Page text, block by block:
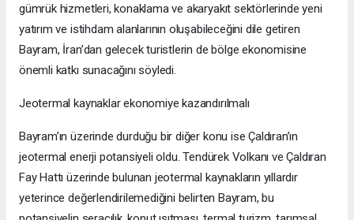
gümrük hizmetleri, konaklama ve akaryakıt sektörlerinde yeni
yatırım ve istihdam alanlarının oluşabileceğini dile getiren
Bayram, İran’dan gelecek turistlerin de bölge ekonomisine
önemli katkı sunacağını söyledi.
Jeotermal kaynaklar ekonomiye kazandırılmalı
Bayram’ın üzerinde durduğu bir diğer konu ise Çaldıran’ın
jeotermal enerji potansiyeli oldu. Tendürek Volkanı ve Çaldıran
Fay Hattı üzerinde bulunan jeotermal kaynakların yıllardır
yeterince değerlendirilemediğini belirten Bayram, bu